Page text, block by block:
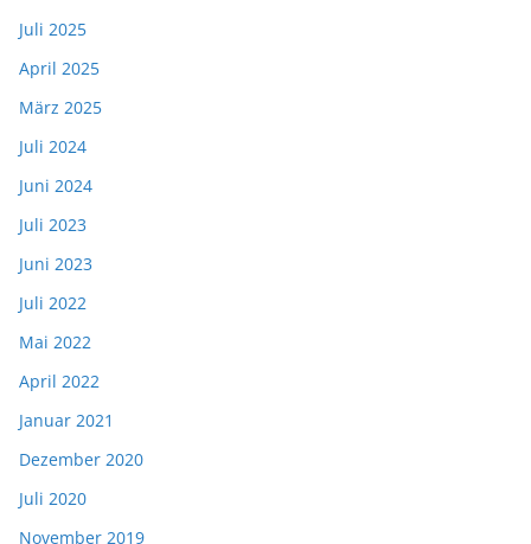
Juli 2025
April 2025
März 2025
Juli 2024
Juni 2024
Juli 2023
Juni 2023
Juli 2022
Mai 2022
April 2022
Januar 2021
Dezember 2020
Juli 2020
November 2019